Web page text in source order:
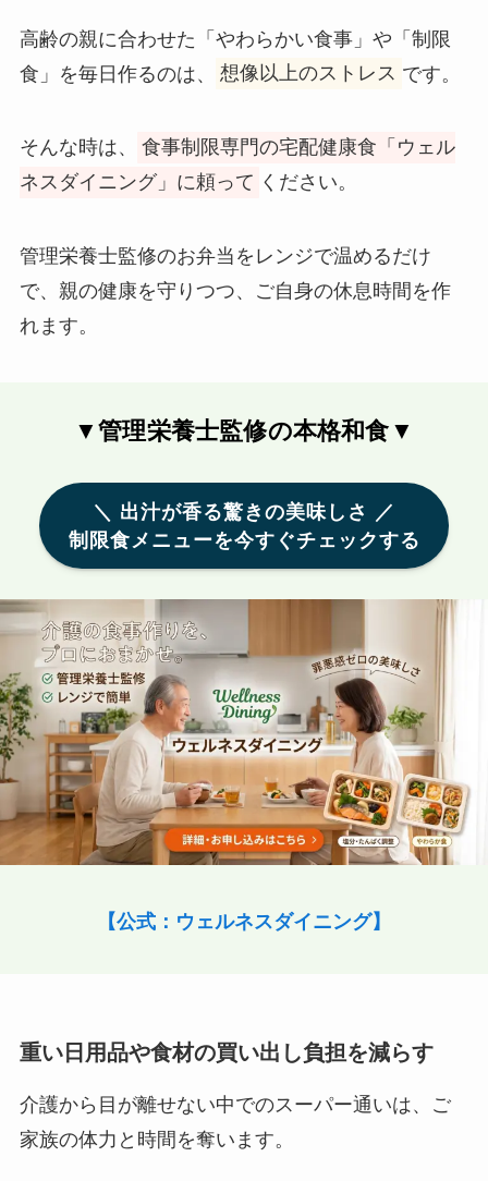
高齢の親に合わせた「やわらかい食事」や「制限
食」を毎日作るのは、
想像以上のストレス です。
そんな時は、
食事制限専門の宅配健康食「ウェル
ネスダイニング」に頼って ください。
管理栄養士監修のお弁当をレンジで温めるだけ
で、親の健康を守りつつ、ご自身の休息時間を作
れます。
▼管理栄養士監修の本格和食▼
＼ 出汁が香る驚きの美味しさ ／
制限食メニューを今すぐチェックする
【公式：ウェルネスダイニング】
重い日用品や食材の買い出し負担を減らす
介護から目が離せない中でのスーパー通いは、ご
家族の体力と時間を奪います。